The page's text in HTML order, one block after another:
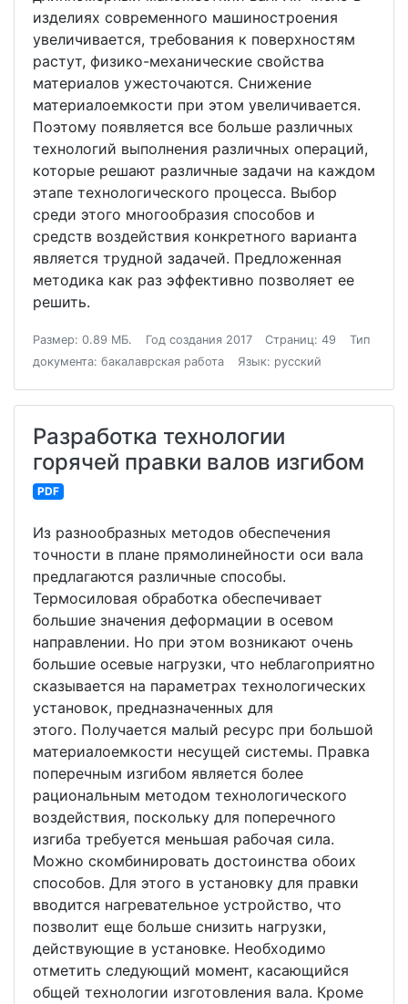
изделиях современного машиностроения
увеличивается, требования к поверхностям
растут, физико-механические свойства
материалов ужесточаются. Снижение
материалоемкости при этом увеличивается.
Поэтому появляется все больше различных
технологий выполнения различных операций,
которые решают различные задачи на каждом
этапе технологического процесса. Выбор
среди этого многообразия способов и
средств воздействия конкретного варианта
является трудной задачей. Предложенная
методика как раз эффективно позволяет ее
решить.
Размер: 0.89 МБ. Год создания 2017 Страниц: 49
Тип
документа: бакалаврская работа
Язык: русский
Разработка технологии
горячей правки валов изгибом
PDF
Из разнообразных методов обеспечения
точности в плане прямолинейности оси вала
предлагаются различные способы.
Термосиловая обработка обеспечивает
большие значения деформации в осевом
направлении. Но при этом возникают очень
большие осевые нагрузки, что неблагоприятно
сказывается на параметрах технологических
установок, предназначенных для
этого. Получается малый ресурс при большой
материалоемкости несущей системы. Правка
поперечным изгибом является более
рациональным методом технологического
воздействия, поскольку для поперечного
изгиба требуется меньшая рабочая сила.
Можно скомбинировать достоинства обоих
способов. Для этого в установку для правки
вводится нагревательное устройство, что
позволит еще больше снизить нагрузки,
действующие в установке. Необходимо
отметить следующий момент, касающийся
общей технологии изготовления вала. Кроме